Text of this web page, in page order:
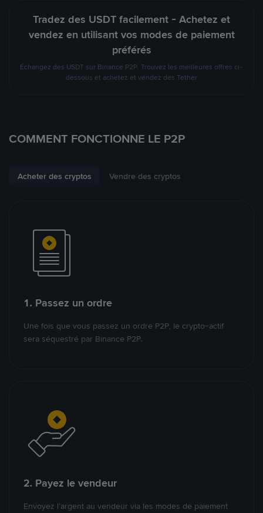
Tradez des USDT facilement - Achetez et
vendez en utilisant vos modes de paiement
préférés
Échangez des USDT sur Binance P2P. Trouvez les meilleures offres ci-
dessous et achetez et vendez des Tether
COMMENT FONCTIONNE LE P2P
Acheter des cryptos Vendre des cryptos
1. Passez un ordre
Une fois que vous passez un ordre P2P, le crypto-actif
sera séquestré par Binance P2P.
2. Payez le vendeur
Envoyez l’argent au vendeur via les modes de paiement